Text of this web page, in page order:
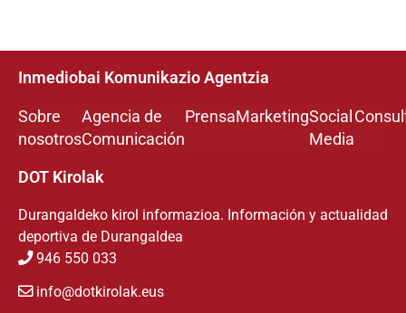
Inmediobai Komunikazio Agentzia
Sobre
nosotros
Agencia de
Comunicación
PrensaMarketingSocial
Media
DOT Kirolak
Durangaldeko kirol informazioa. Información y actualidad
deportiva de Durangaldea
946 550 033
info@dotkirolak.eus